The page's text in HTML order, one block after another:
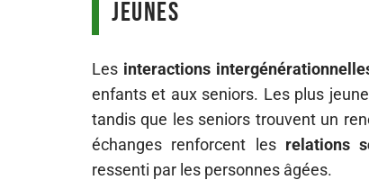
jeunes
Les interactions
enfants et aux seniors. Les plus
tandis que les seniors trouvent un
échanges renforcent les relations
ressenti par les personnes âgées.